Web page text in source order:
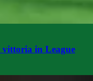
vittoria in League